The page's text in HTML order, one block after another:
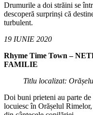
Drumurile a doi străini se
descoperă surprinși că
turbulent.
19 IUNIE 2020
Rhyme Time Town –
FAMILIE
Titlu localizat:
Doi buni prieteni au parte
locuiesc în Orășelul